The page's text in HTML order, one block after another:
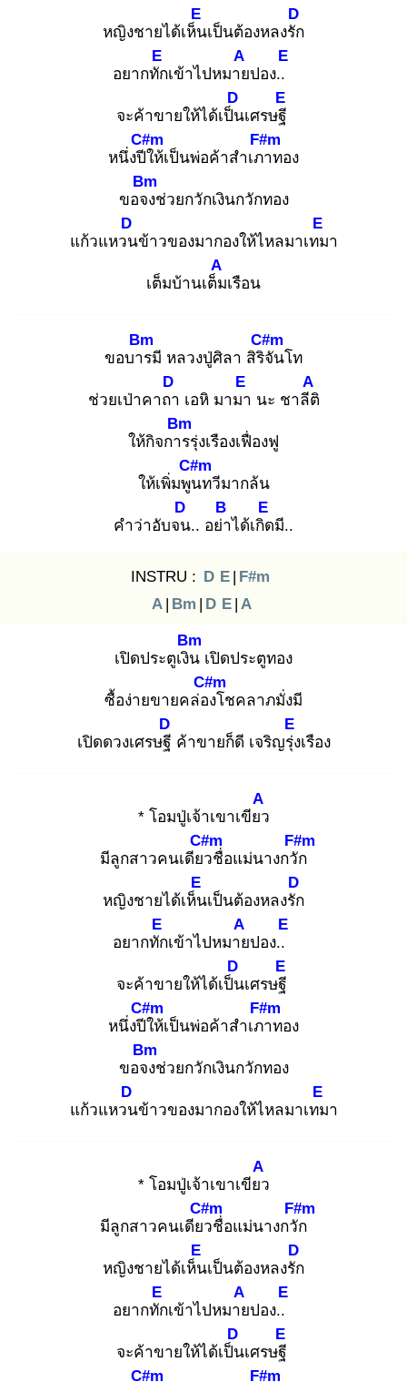
หญิงชายได้เห็น
E
เป็นต้องหลงรัก
D
อยากทัก
E
เข้าไปหมาย
A
ปอง..
E
จะค้าขายให้ได้เป็น
D
เศรษฐี
E
หนึ่งปีใ
C#m
ห้เป็นพ่อค้าสำเภา
F#m
ทอง
ขอจง
Bm
ช่วยกวักเงินกวักทอง
แก้วแหวน
D
ข้าวของมากองให้ไหลมาเทม
E
า
เต็มบ้านเต็ม
A
เรือน
ขอบาร
Bm
มี หลวงปู่ศิลา สิริจั
C#m
นโท
ช่วยเป่าคาถา
D
เอหิ มามา
E
นะ ชาลีติ
A
ให้กิจการ
Bm
รุ่งเรืองเฟื่องฟู
ให้เพิ่มพูน
C#m
ทวีมากล้น
คำว่าอับจน
D
.. อย่า
B
ได้เกิด
E
มี..
INSTRU : D E | F#m
A | Bm | D E | A
เปิดประตูเงิน
Bm
เปิดประตูทอง
ซื้อง่ายขายคล่อง
C#m
โชคลาภมั่งมี
เปิดดวงเศรษฐี
D
ค้าขายก็ดี เจริญรุ่ง
E
เรือง
* โอมปู่เจ้าเขาเขียว
A
มีลูกสาวคนเดียว
C#m
ชื่อแม่นางกวัก
F#m
หญิงชายได้เห็น
E
เป็นต้องหลงรัก
D
อยากทัก
E
เข้าไปหมาย
A
ปอง..
E
จะค้าขายให้ได้เป็น
D
เศรษฐี
E
หนึ่งปีใ
C#m
ห้เป็นพ่อค้าสำเภา
F#m
ทอง
ขอจง
Bm
ช่วยกวักเงินกวักทอง
แก้วแหวน
D
ข้าวของมากองให้ไหลมาเทม
E
า
* โอมปู่เจ้าเขาเขียว
A
มีลูกสาวคนเดียว
C#m
ชื่อแม่นางกวัก
F#m
หญิงชายได้เห็น
E
เป็นต้องหลงรัก
D
อยากทัก
E
เข้าไปหมาย
A
ปอง..
E
จะค้าขายให้ได้เป็น
D
เศรษฐี
E
C#m F#m